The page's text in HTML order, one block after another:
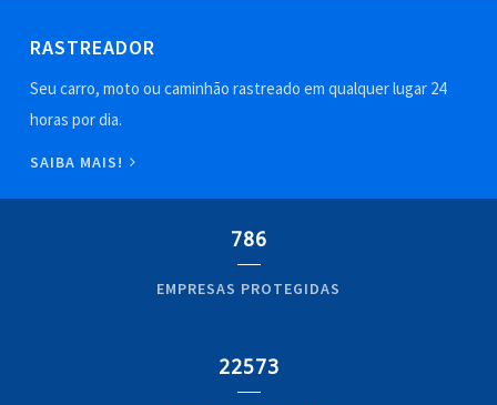
RASTREADOR
Seu carro, moto ou caminhão rastreado em qualquer lugar 24
horas por dia.
SAIBA MAIS!
786
EMPRESAS PROTEGIDAS
22573